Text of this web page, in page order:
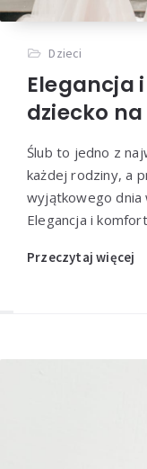
Dzieci
Elegancja
dziecko
Ślub to jedno z
każdej rodziny, a
wyjątkowego dnia
Elegancja i
Przeczytaj więcej